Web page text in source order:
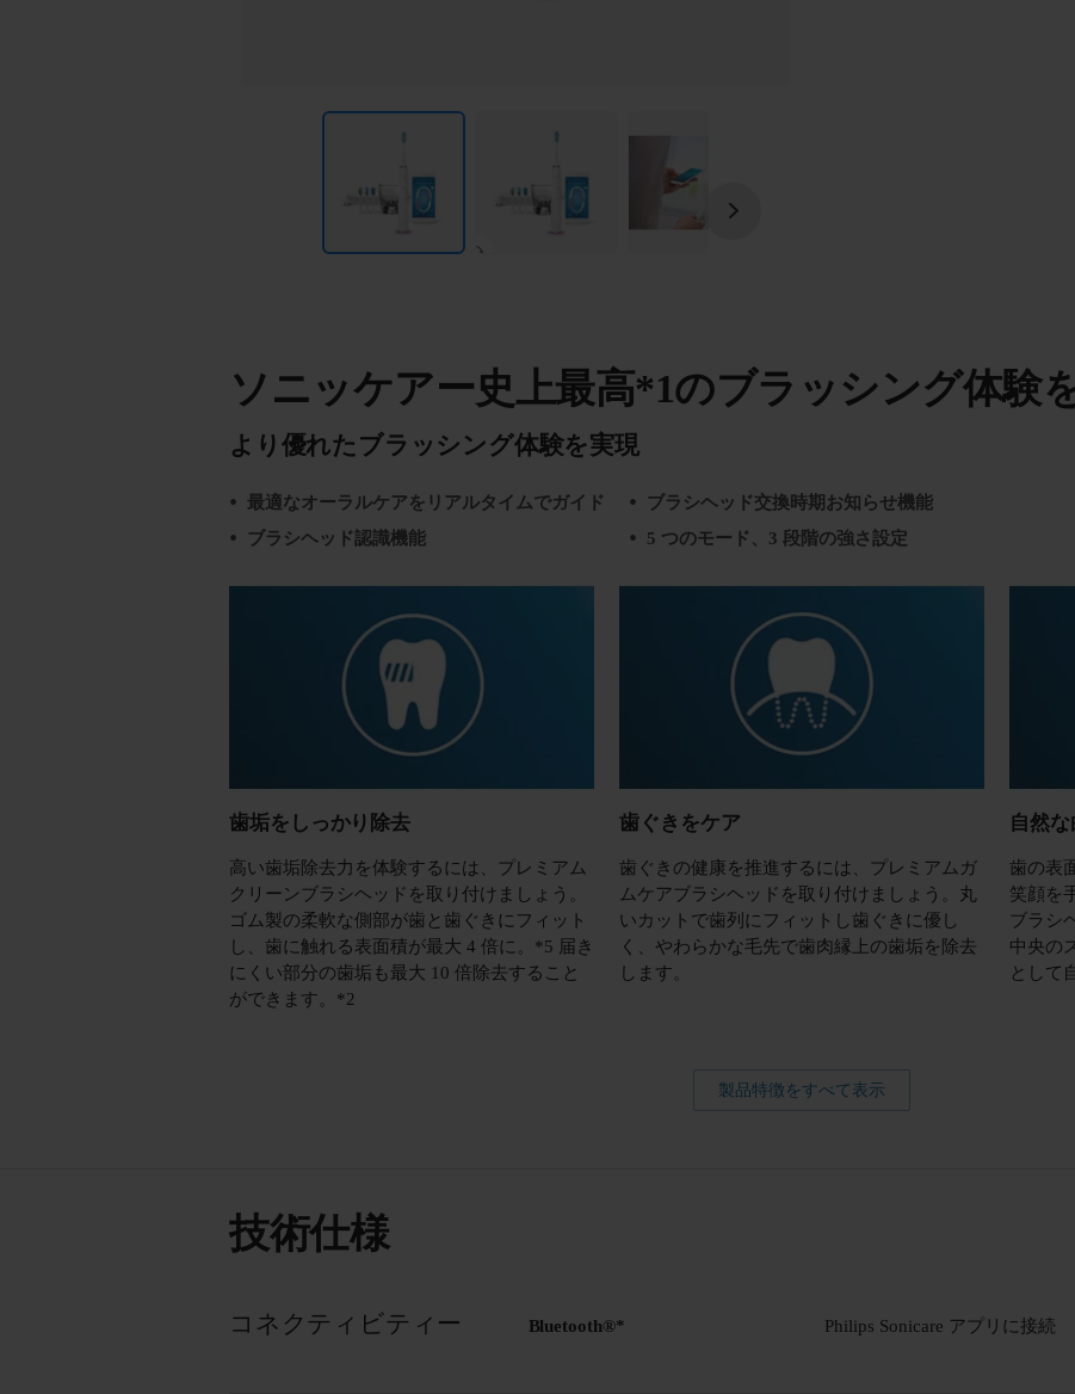
ソニッケアー史上最高*1のブラッシング体験
より優れたブラッシング体験を実現
最適なオーラルケアをリアルタイムでガイド
ブラシヘッド交換時期お知らせ機能
ブラシヘッド認識機能
5 つのモード、3 段階の強さ設定
歯垢をしっかり除去
高い歯垢除去力を体験するには、プレミアム
クリーンブラシヘッドを取り付けましょう。
ゴム製の柔軟な側部が歯と歯ぐきにフィット
し、歯に触れる表面積が最大 4 倍に。*5 届き
にくい部分の歯垢も最大 10 倍除去すること
ができます。*2
歯ぐきをケア
歯ぐきの健康を推進するには、プレミアムガ
ムケアブラシヘッドを取り付けましょう。丸
いカットで歯列にフィットし歯ぐきに優し
く、やわらかな毛先で歯肉縁上の歯垢を除去
します。
自然
歯の表
笑顔を
ブラシ
中央の
として
製品特徴をすべて表示
技術仕様
コネクティビティー Bluetooth®* Philips Sonicare アプリに接続